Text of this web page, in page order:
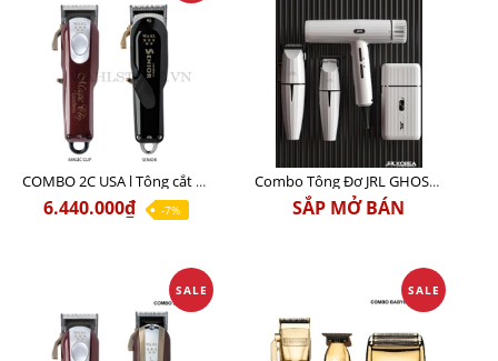
COMBO 2C USA l Tông cắt Senior + Tông cắt Magic clip
6.440.000₫ -7%
Combo Tông Đơ JRL GHOST 3 Limited Edition Chính Hãng USA
SẮP MỞ BÁN
SALE SALE